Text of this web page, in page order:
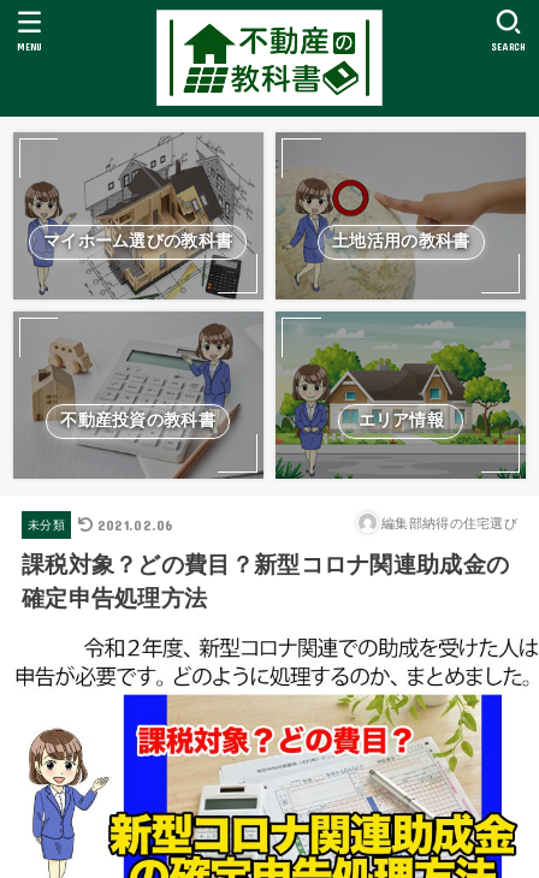
SEARCH
MENU
マイホーム選びの教科書 土地活用の教科書
不動産投資の教科書 エリア情報
未分類 2021.02.06 編集部納得の住宅選び
課税対象？どの費目？新型コロナ関連助成金の
確定申告処理方法